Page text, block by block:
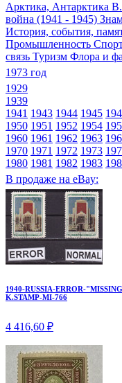
Арктика, Антарктика
война (1941 - 1945)
История, события,
Промышленность
связь Туризм Флора и
1973 год
1929
1939
1941 1943 1944 1945
1950 1951 1952 1954
1960 1961 1962 1963
1970 1971 1972 1973
1980 1981 1982 1983
В продаже на eBay:
1940-RUSSIA-ERROR-
K.STAMP-MI-766
4 416,60 ₽